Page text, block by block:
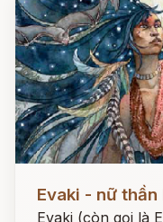
Evaki - nữ
Evaki (còn gọi là